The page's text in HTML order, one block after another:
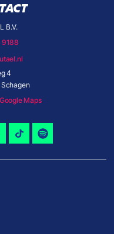
B.V.
9188
4
Schagen
Maps